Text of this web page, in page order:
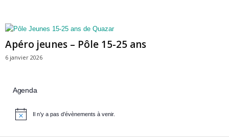
Apéro jeunes – Pôle 15-25 ans
6 janvier 2026
Agenda
Il n’y a pas d’évènements à venir.